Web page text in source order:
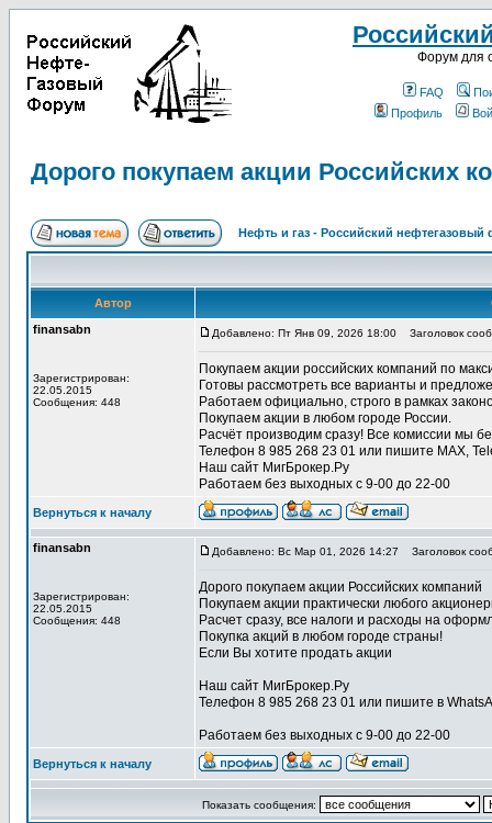
Форум для
FAQ
Профиль
Дорого покупаем акции Российских
Нефть и газ - Российский нефтегазовый
Автор
finansabn
Зарегистрирован:
22.05.2015
Сообщения: 448
Добавлено: Пт Янв 09, 2026 18:00 Заголовок
Покупаем акции российских компаний по
Готовы рассмотреть все варианты и
Работаем официально, строго в рамках
Покупаем акции в любом городе России.
Расчёт производим сразу! Все комиссии мы
Телефон 8 985 268 23 01 или пишите MAX,
Наш сайт МигБрокер.Ру
Работаем без выходных с 9-00 до 22-00
Вернуться к началу
finansabn
Зарегистрирован:
22.05.2015
Сообщения: 448
Добавлено: Вс Мар 01, 2026 14:27 Заголовок
Дорого покупаем акции Российских компаний
Покупаем акции практически любого
Расчет сразу, все налоги и расходы на
Покупка акций в любом городе страны!
Если Вы хотите продать акции
Наш сайт МигБрокер.Ру
Телефон 8 985 268 23 01 или пишите в
Работаем без выходных с 9-00 до 22-00
Вернуться к началу
Показать сообщения: